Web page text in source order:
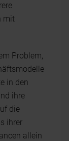
mit
Problem,
in den
ihre
die
ihrer
allein